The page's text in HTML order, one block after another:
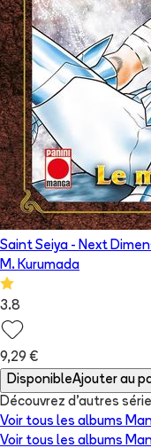
Saint Seiya - Next
M. Kurumada
3.8
9,29 €
DisponibleAjouter au
Découvrez d'autres
Voir tous les albums
Voir tous les albums